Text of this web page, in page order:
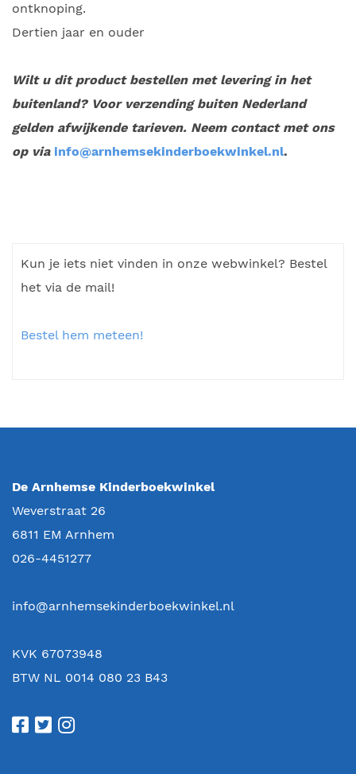
ontknoping.
Dertien jaar en ouder
Wilt u dit product bestellen met levering in het
buitenland? Voor verzending buiten Nederland
gelden afwijkende tarieven. Neem contact met ons
op via info@arnhemsekinderboekwinkel.nl.
Kun je iets niet vinden in onze webwinkel? Bestel
het via de mail!
Bestel hem meteen!
De Arnhemse Kinderboekwinkel
Weverstraat 26
6811 EM Arnhem
026-4451277
info@arnhemsekinderboekwinkel.nl
KVK 67073948
BTW NL 0014 080 23 B43